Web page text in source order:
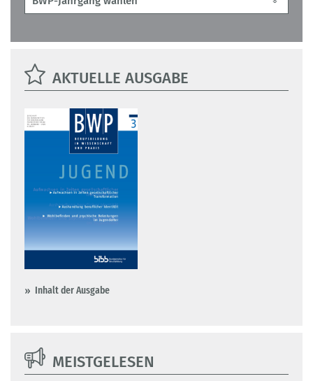
AKTUELLE AUSGABE
Inhalt der Ausgabe
MEISTGELESEN